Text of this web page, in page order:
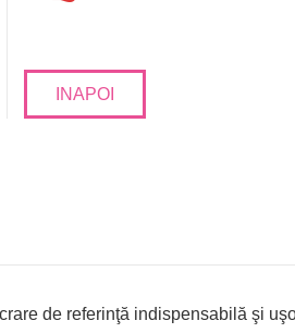
INAPOI
de referinţă indispensabilă şi